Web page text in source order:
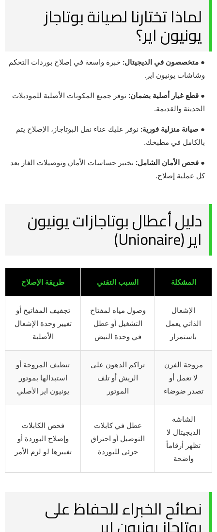
لماذا تختارنا لصيانة بوتاجاز
يونيون اير؟
● متخصصون في الديجيتال: خبرة واسعة في إصلاح بوردات التحكم
وشاشات يونيون اير.
● قطع غيار أصلية بضمان: نوفر جميع المكونات الأصلية للموديلات
الحديثة والقديمة.
● صيانة منزلية فورية: نوفر عليك عناء نقل البوتاجاز، الإصلاح يتم
بالكامل في مطبخك.
● فحص الأمان الشامل: نختبر حساسات الأمان وتوصيلات الغاز بعد
كل عملية إصلاح.
دليل أعطال بوتاجازات يونيون
اير (Unionaire)
المشكلة السبب التقني طريقة الإصلاح
الإشعال
الذاتي يعمل
باستمرار
وصول مياه لمفتاح
التشغيل أو عطل
في وحدة النبض
تجفيف المفاتيح أو
تغيير وحدة الإشعال
الأصلية
مروحة الفرن
لا تعمل أو
تصدر ضوضاء
تراكم الدهون على
الريش أو تلف
الموتور
تنظيف المروحة أو
استبدالها بموتور
يونيون اير الأصلي
الشاشة
الديجيتال لا
تظهر أرقاماً
واضحة
عطل في كابلات
التوصيل أو احتراق
جزئي للبوردة
فحص الكابلات
وإصلاح البوردة أو
تغييرها لو لزم الأمر
نصائح الخبراء للحفاظ على